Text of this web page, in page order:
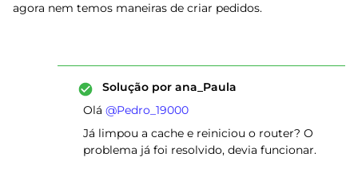
agora nem temos maneiras de criar pedidos.
Solução por ana_Paula
Olá ​ @Pedro_19000
Já limpou a cache e reiniciou o router? O
problema já foi resolvido, devia funcionar.